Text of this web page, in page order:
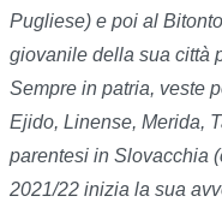
Pugliese) e poi al
giovanile della sua città
Sempre in patria, veste
Ejido, Linense, Merida,
parentesi in Slovacchia
2021/22 inizia la sua